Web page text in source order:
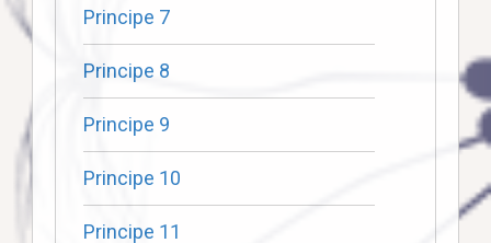
Principe 7
Principe 8
Principe 9
Principe 10
Principe 11